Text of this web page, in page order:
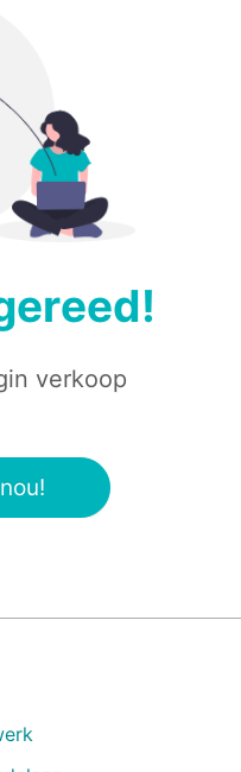
ereed!
in verkoop